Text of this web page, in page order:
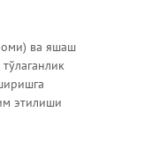
ва яшаш
этилиши